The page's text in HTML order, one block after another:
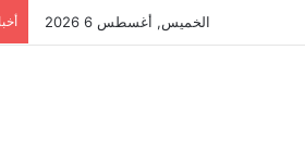
الخميس, أغسطس 6 2026